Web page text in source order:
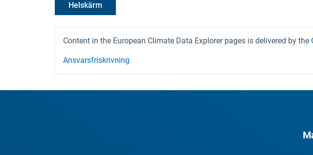
Helskärm
Content in the European Climate Data Explorer pages is delivered by the
Ansvarsfriskrivning